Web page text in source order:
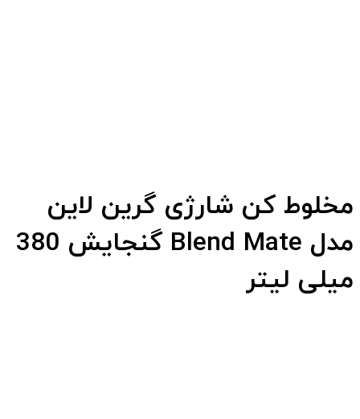
مخلوط کن شارژی گرین لاین
مدل Blend Mate گنجایش 380
میلی لیتر